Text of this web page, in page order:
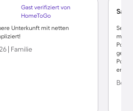
Gast verifiziert von
HomeToGo
Unterkunft mit netten
| Familie
Sehr
man
Pool!